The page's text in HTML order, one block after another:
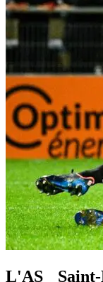
L'AS